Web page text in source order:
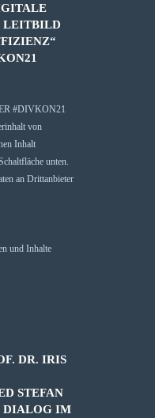
LEITBILD
#DIVKON21
von
Inhalt
unten.
an Drittanbieter
und Inhalte
DR. IRIS
STEFAN
DIALOG IM